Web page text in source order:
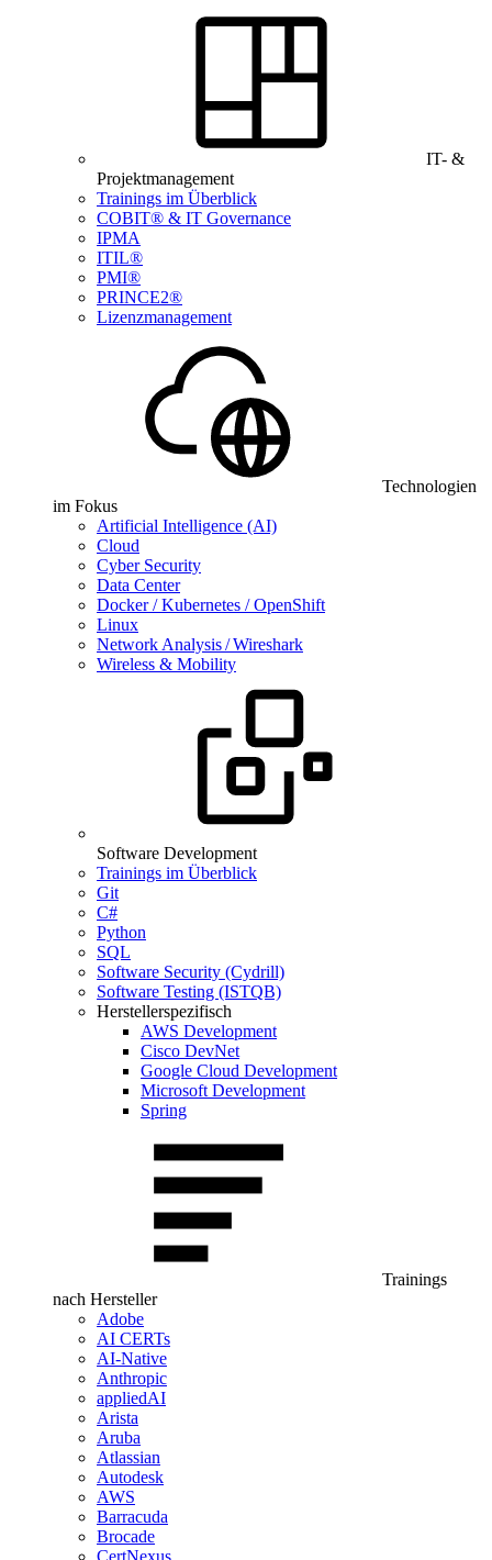
IT- &
Projektmanagement
Trainings im Überblick
COBIT® & IT Governance
IPMA
ITIL®
PMI®
PRINCE2®
Lizenzmanagement
Technologien
im Fokus
Artificial Intelligence (AI)
Cloud
Cyber Security
Data Center
Docker / Kubernetes / OpenShift
Linux
Network Analysis / Wireshark
Wireless & Mobility
Software Development
Trainings im Überblick
Git
C#
Python
SQL
Software Security (Cydrill)
Software Testing (ISTQB)
Herstellerspezifisch
AWS Development
Cisco DevNet
Google Cloud Development
Microsoft Development
Spring
Trainings
nach Hersteller
Adobe
AI CERTs
AI-Native
Anthropic
appliedAI
Arista
Aruba
Atlassian
Autodesk
AWS
Barracuda
Brocade
CertNexus